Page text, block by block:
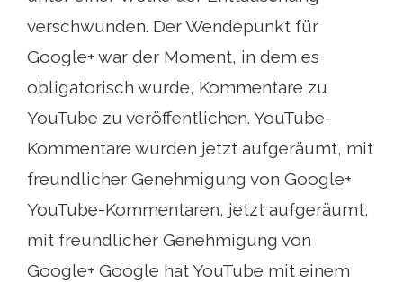
verschwunden. Der Wendepunkt für
Google+ war der Moment, in dem es
obligatorisch wurde, Kommentare zu
YouTube zu veröffentlichen. YouTube-
Kommentare wurden jetzt aufgeräumt, mit
freundlicher Genehmigung von Google+
YouTube-Kommentaren, jetzt aufgeräumt,
mit freundlicher Genehmigung von
Google+ Google hat YouTube mit einem